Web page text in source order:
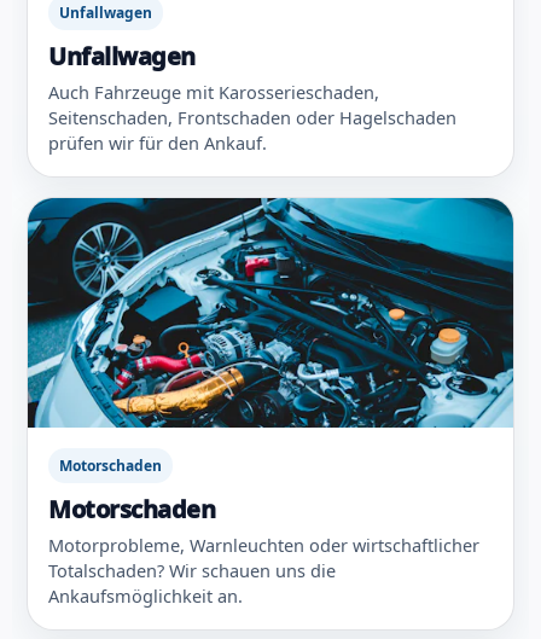
Unfallwagen
Unfallwagen
Auch Fahrzeuge mit Karosserieschaden,
Seitenschaden, Frontschaden oder Hagelschaden
prüfen wir für den Ankauf.
Motorschaden
Motorschaden
Motorprobleme, Warnleuchten oder wirtschaftlicher
Totalschaden? Wir schauen uns die
Ankaufsmöglichkeit an.